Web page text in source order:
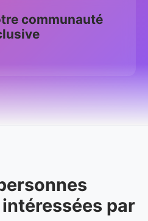
communauté
par